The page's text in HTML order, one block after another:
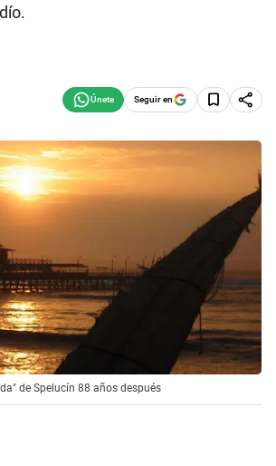
Seguir en
de Spelucín 88 años después